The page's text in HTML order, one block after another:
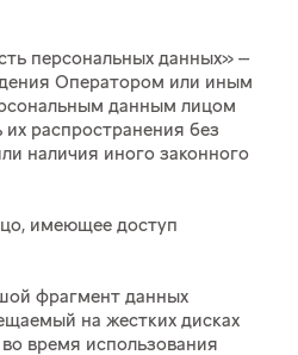
персональных данных» ---
Оператором или иным
данным лицом
распространения без
наличия иного законного
имеющее доступ
фрагмент данных
на жестких дисках
время использования